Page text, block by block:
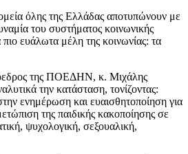
όλης της Ελλάδας αποτυπώνουν με
του συστήματος κοινωνικής
πιο ευάλωτα μέλη της κοινωνίας: τα
της ΠΟΕΔΗΝ, κ. Μιχάλης
την κατάσταση, τονίζοντας:
ενημέρωση και ευαισθητοποίηση για
της παιδικής κακοποίησης σε
ψυχολογική, σεξουαλική,